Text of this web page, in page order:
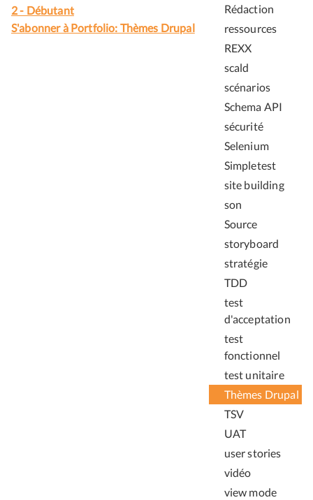
2 - Débutant
S'abonner à Portfolio: Thèmes Drupal
Rédaction
ressources
REXX
scald
scénarios
Schema API
sécurité
Selenium
Simpletest
site building
son
Source
storyboard
stratégie
TDD
test
d'acceptation
test
fonctionnel
test unitaire
Thèmes Drupal
TSV
UAT
user stories
vidéo
view mode